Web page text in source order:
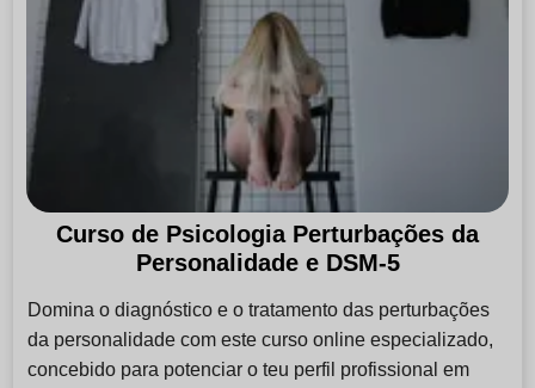
Curso de Psicologia Perturbações da
Personalidade e DSM-5
Domina o diagnóstico e o tratamento das perturbações
da personalidade com este curso online especializado,
concebido para potenciar o teu perfil profissional em